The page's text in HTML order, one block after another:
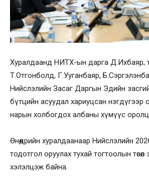
Хуралдаанд НИТХ-ын дарга Д.Ихбаяр,
Т.Отгонболд, Г.Ууганбаяр,
Нийслэлийн Засаг Даргын Эдийн
бүтцийн асуудал хариуцсан нэгдүгээр
нарын холбогдох албаны хүмүүс
Өнөөдрийн хуралдаанаар Нийслэлийн
тодотгол оруулах тухай тогтоолын
хэлэлцэж байна.